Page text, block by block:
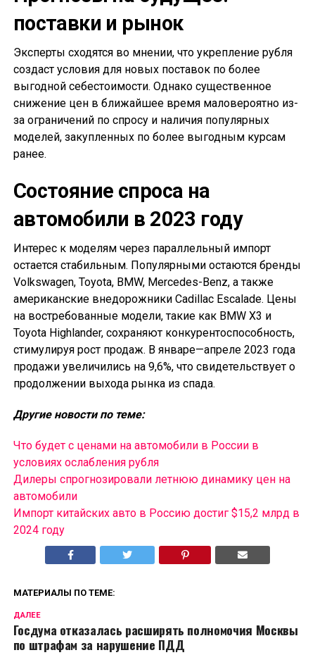
поставки и рынок
Эксперты сходятся во мнении, что укрепление рубля
создаст условия для новых поставок по более
выгодной себестоимости. Однако существенное
снижение цен в ближайшее время маловероятно из-
за ограничений по спросу и наличия популярных
моделей, закупленных по более выгодным курсам
ранее.
Состояние спроса на
автомобили в 2023 году
Интерес к моделям через параллельный импорт
остается стабильным. Популярными остаются бренды
Volkswagen, Toyota, BMW, Mercedes-Benz, а также
американские внедорожники Cadillac Escalade. Цены
на востребованные модели, такие как BMW X3 и
Toyota Highlander, сохраняют конкурентоспособность,
стимулируя рост продаж. В январе—апреле 2023 года
продажи увеличились на 9,6%, что свидетельствует о
продолжении выхода рынка из спада.
Другие новости по теме:
Что будет с ценами на автомобили в России в
условиях ослабления рубля
Дилеры спрогнозировали летнюю динамику цен на
автомобили
Импорт китайских авто в Россию достиг $15,2 млрд в
2024 году
МАТЕРИАЛЫ ПО ТЕМЕ:
ДАЛЕЕ
Госдума отказалась расширять полномочия Москвы
по штрафам за нарушение ПДД